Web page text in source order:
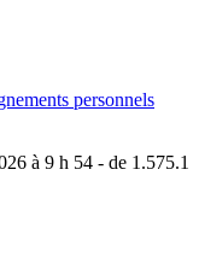
personnels
à 9 h 54 - de 1.575.1